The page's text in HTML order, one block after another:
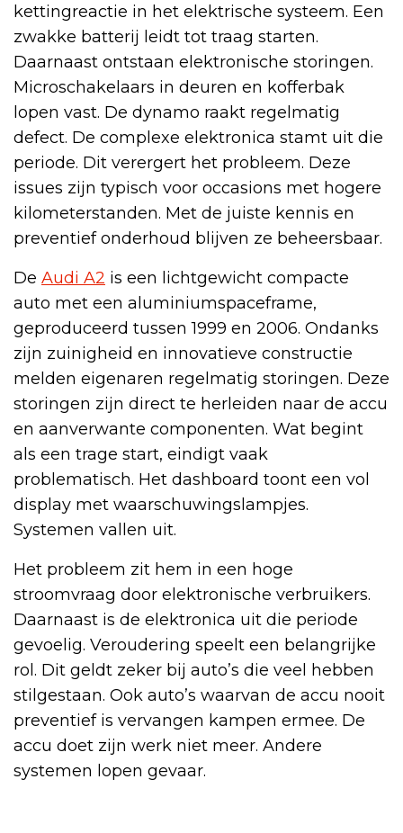
kettingreactie in het elektrische systeem. Een
zwakke batterij leidt tot traag starten.
Daarnaast ontstaan elektronische storingen.
Microschakelaars in deuren en kofferbak
lopen vast. De dynamo raakt regelmatig
defect. De complexe elektronica stamt uit die
periode. Dit verergert het probleem. Deze
issues zijn typisch voor occasions met hogere
kilometerstanden. Met de juiste kennis en
preventief onderhoud blijven ze beheersbaar.
De Audi A2 is een lichtgewicht compacte
auto met een aluminiumspaceframe,
geproduceerd tussen 1999 en 2006. Ondanks
zijn zuinigheid en innovatieve constructie
melden eigenaren regelmatig storingen. Deze
storingen zijn direct te herleiden naar de accu
en aanverwante componenten. Wat begint
als een trage start, eindigt vaak
problematisch. Het dashboard toont een vol
display met waarschuwingslampjes.
Systemen vallen uit.
Het probleem zit hem in een hoge
stroomvraag door elektronische verbruikers.
Daarnaast is de elektronica uit die periode
gevoelig. Veroudering speelt een belangrijke
rol. Dit geldt zeker bij auto’s die veel hebben
stilgestaan. Ook auto’s waarvan de accu nooit
preventief is vervangen kampen ermee. De
accu doet zijn werk niet meer. Andere
systemen lopen gevaar.